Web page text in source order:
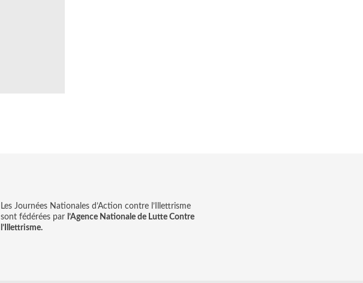
Les Journées Nationales d’Action contre l’Illettrisme
sont fédérées par l’Agence Nationale de Lutte Contre
l’Illettrisme.